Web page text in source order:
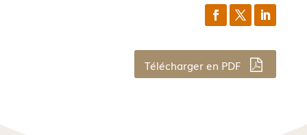
Télécharger en PDF